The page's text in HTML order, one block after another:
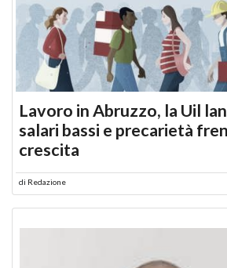
Lavoro in Abruzzo, la Uil
salari bassi e precarietà
crescita
di Redazione